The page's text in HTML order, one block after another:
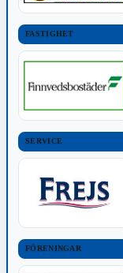
FASTIGHET
SERVICE
FÖRENINGAR